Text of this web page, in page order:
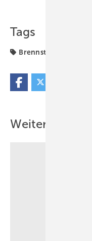
Tags
Brennstoffzelle
Weitere Inhalte